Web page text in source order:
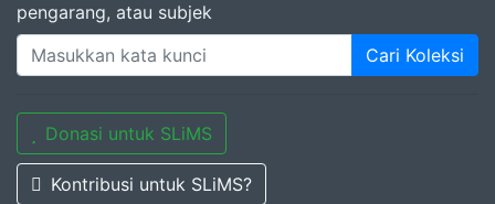
pengarang, atau subjek
Cari Koleksi
Donasi untuk SLiMS
Kontribusi untuk SLiMS?